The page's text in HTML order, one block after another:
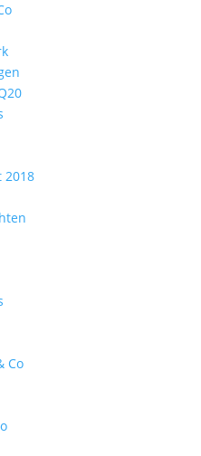
2018
Co